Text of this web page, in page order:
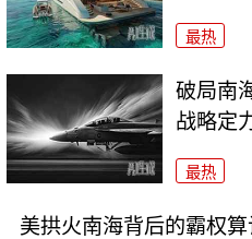
最热
破局南
战略定
最热
美拱火南海背后的霸权算